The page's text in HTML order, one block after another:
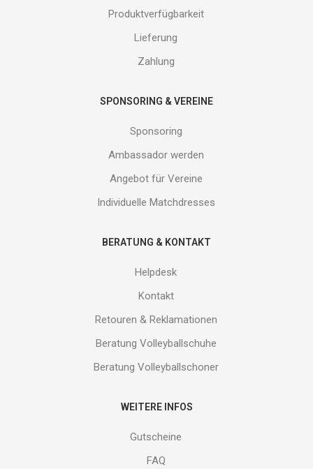
Produktverfügbarkeit
Lieferung
Zahlung
SPONSORING & VEREINE
Sponsoring
Ambassador werden
Angebot für Vereine
Individuelle Matchdresses
BERATUNG & KONTAKT
Helpdesk
Kontakt
Retouren & Reklamationen
Beratung Volleyballschuhe
Beratung Volleyballschoner
WEITERE INFOS
Gutscheine
FAQ